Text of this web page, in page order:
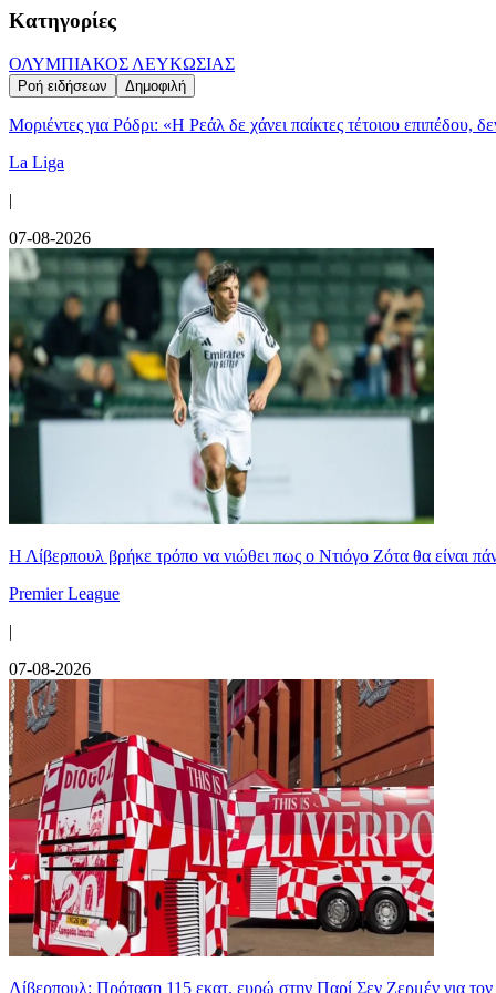
Κατηγορίες
ΟΛΥΜΠΙΑΚΟΣ ΛΕΥΚΩΣΙΑΣ
Ροή ειδήσεων Δημοφιλή
Μοριέντες για Ρόδρι: «Η Ρεάλ δε χάνει παίκτες τέτοιου επιπέδου,
La Liga
|
07-08-2026
Η Λίβερπουλ βρήκε τρόπο να νιώθει πως ο Ντιόγο Ζότα θα είναι
Premier League
|
07-08-2026
Λίβερπουλ: Πρόταση 115 εκατ. ευρώ στην Παρί Σεν Ζερμέν για